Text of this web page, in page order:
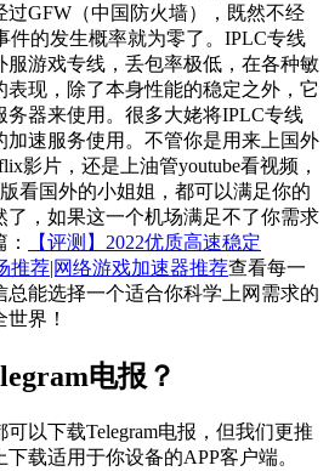
GFW（中国防火墙），既然不经
件的发生概率就为零了。IPLC专线
服游戏专线，丢包率极低，在各种敏
现，除了本身性能的稳定之外，它
器来使用。很多大姥将IPLC专线
速服务使用。 不管你是用来上国外
影片，还是上油管youtube看视频，
看国外的小姐姐，都可以满足你的
了，如果这一个机场满足不了你需求
【评测】2022优质高速稳定
推荐|网络游戏加速器推荐查看每一
能选择一个适合你科学上网需求的
界！
电报？
以下载Telegram电报，但我们更推
上下载适用于你设备的APP客户端。